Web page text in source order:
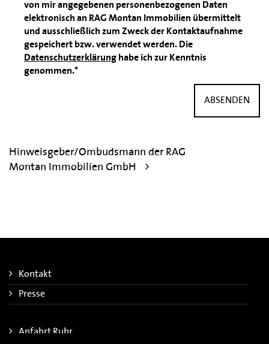
von mir angegebenen personenbezogenen Daten
elektronisch an RAG Montan Immobilien übermittelt
und ausschließlich zum Zweck der Kontaktaufnahme
gespeichert bzw. verwendet werden. Die
Datenschutzerklärung habe ich zur Kenntnis
genommen.*
ABSENDEN
Hinweisgeber/Ombudsmann der RAG
Montan Immobilien GmbH
Kontakt
Presse
Anfahrt Ruhr